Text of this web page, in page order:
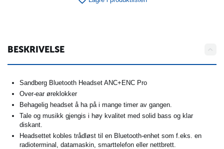
BESKRIVELSE
Sandberg Bluetooth Headset ANC+ENC Pro
Over-ear øreklokker
Behagelig headset å ha på i mange timer av gangen.
Tale og musikk gjengis i høy kvalitet med solid bass og klar
diskant.
Headsettet kobles trådløst til en Bluetooth-enhet som f.eks. en
radioterminal, datamaskin, smarttelefon eller nettbrett.